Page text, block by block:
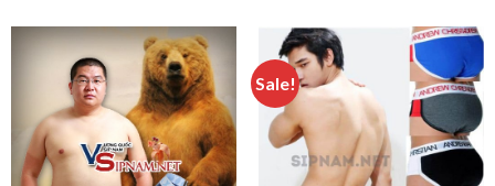
Sale!